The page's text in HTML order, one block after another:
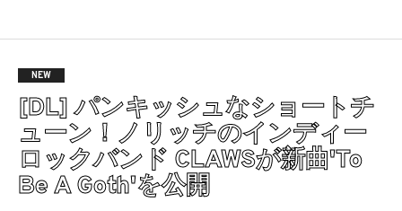
NEW
[DL] パンキッシュなショートチ
ューン！ノリッチのインディー
ロックバンド CLAWSが新曲'To
Be A Goth'を公開